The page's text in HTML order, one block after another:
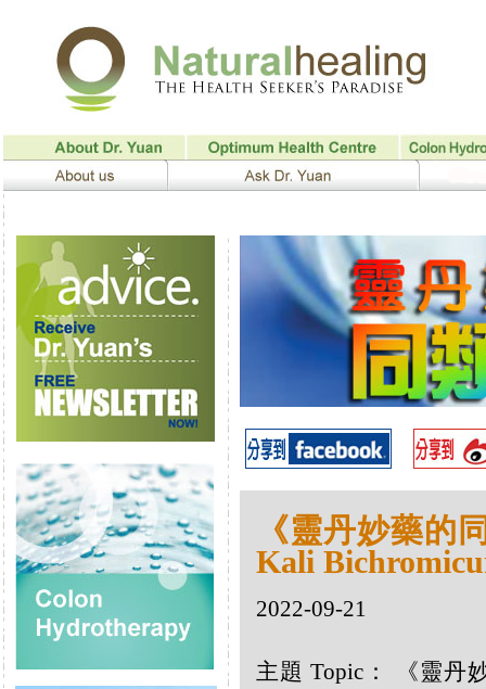
《靈丹妙藥的
Kali
2022-09-21
主題 Topic： 《靈丹